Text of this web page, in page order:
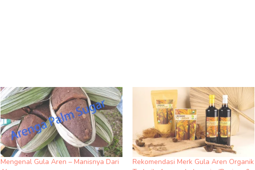
Mengenal Gula Aren – Manisnya Dari
Rekomendasi Merk Gula Aren Organik